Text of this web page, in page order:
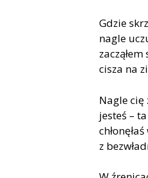
Gdzie
na­gle
ci­sza na
Na­gle cię
je­steś –
z